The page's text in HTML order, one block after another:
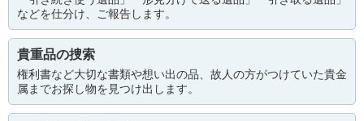
などを仕分け、ご報告します。
貴重品の捜索
権利書など大切な書類や想い出の品、故人の方がつけていた貴金
属までお探し物を見つけ出します。